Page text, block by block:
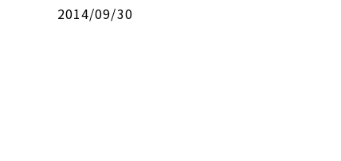
2014/09/30